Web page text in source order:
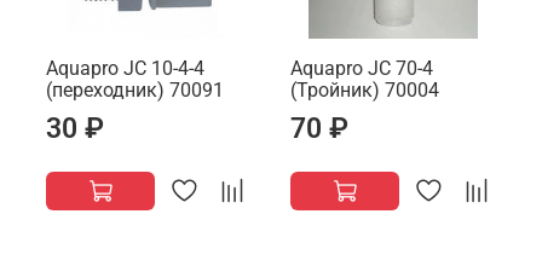
Aquapro JC 10-4-4
(переходник) 70091
30 ₽
Aquapro JC 70-4
(Тройник) 70004
70 ₽